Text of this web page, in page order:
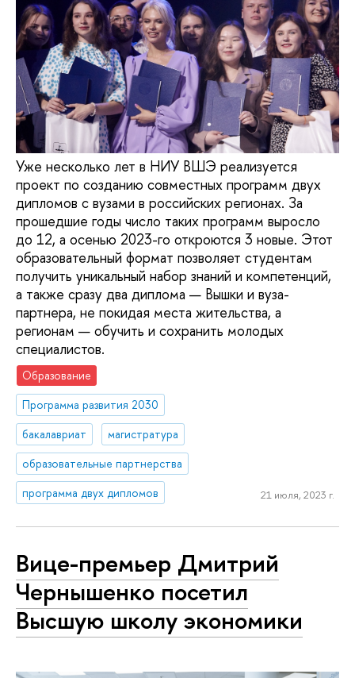
Уже несколько лет в НИУ ВШЭ реализуется
проект по созданию совместных программ двух
дипломов с вузами в российских регионах. За
прошедшие годы число таких программ выросло
до 12, а осенью 2023-го откроются 3 новые. Этот
образовательный формат позволяет студентам
получить уникальный набор знаний и компетенций,
а также сразу два диплома — Вышки и вуза-
партнера, не покидая места жительства, а
регионам — обучить и сохранить молодых
специалистов.
Образование
Программа развития 2030
бакалавриат
магистратура
образовательные партнерства
программа двух дипломов
21 июля, 2023 г.
Вице-премьер Дмитрий
Чернышенко посетил
Высшую школу экономики